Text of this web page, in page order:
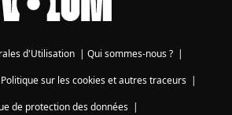
d'Utilisation | Qui sommes-nous ? |
Politique sur les cookies et autres traceurs|
de protection des données|